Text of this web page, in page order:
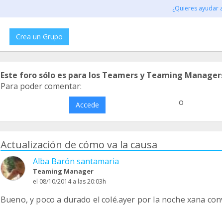
¿Quieres ayudar
Crea un Grupo
Este foro sólo es para los Teamers y Teaming
Para poder comentar:
Accede o
Actualización de cómo va la causa
Alba Barón santamaria
Teaming Manager
el 08/10/2014 a las 20:03h
Bueno, y poco a durado el colé.ayer por la noche xana